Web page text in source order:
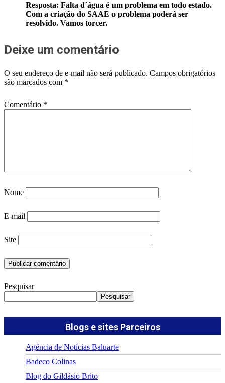
Resposta: Falta d´água é um problema em todo estado.
Com a criação do SAAE o problema poderá ser
resolvido. Vamos torcer.
Deixe um comentário
O seu endereço de e-mail não será publicado. Campos obrigatórios
são marcados com *
Comentário *
Nome
E-mail
Site
Pesquisar
Pesquisar
Blogs e sites Parceiros
Agência de Notícias Baluarte
Badeco Colinas
Blog do Gildásio Brito